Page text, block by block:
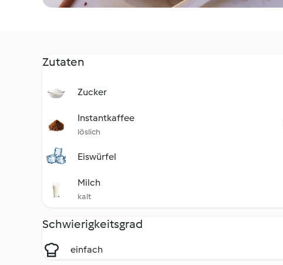
Zutaten
Zucker
Instantkaffee
löslich
Eiswürfel
Milch
kalt
Schwierigkeitsgrad
einfach